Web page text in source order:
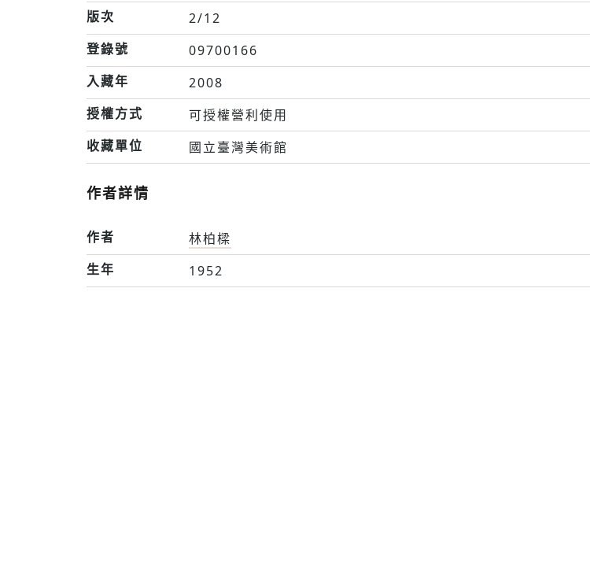
版次
2/12
登錄號
09700166
入藏年
2008
授權方式
可授權營利使用
收藏單位
國立臺灣美術館
作者詳情
作者
林柏樑
生年
1952